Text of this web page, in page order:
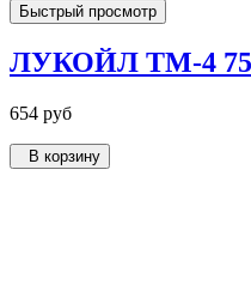
Быстрый просмотр
ЛУКОЙЛ ТМ-4
654 руб
В корзину